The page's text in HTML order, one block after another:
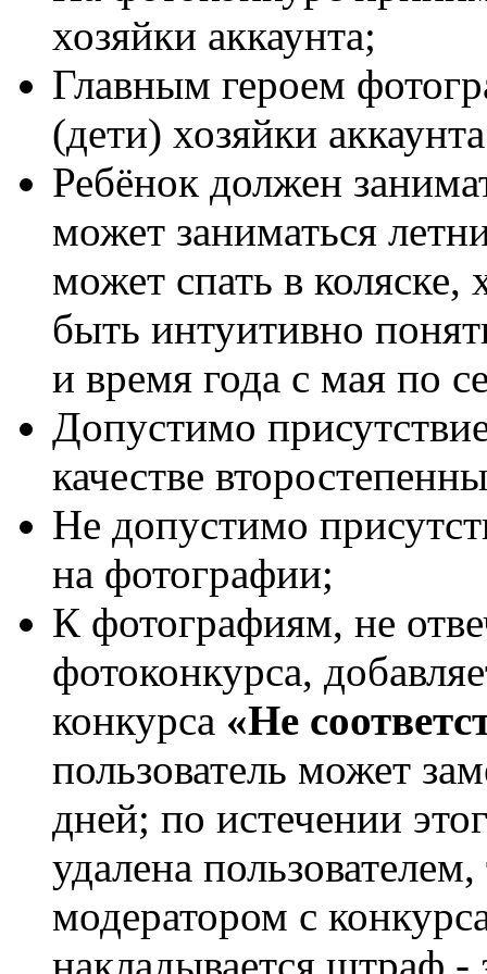
хозяйки аккаунта;
Главным героем
(дети) хозяйки
Ребёнок должен
может заниматься
может спать в
быть интуитивно
и время года с мая по
Допустимо
качестве
Не допустимо
на фотографии;
К фотографиям, не
фотоконкурса,
конкурса «Не
пользователь может
дней; по истечении
удалена
модератором с